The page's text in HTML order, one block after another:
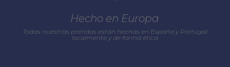
Hecho en Europa
Todas nuestras prendas están hechas en España y Portugal
localmente y de forma ética